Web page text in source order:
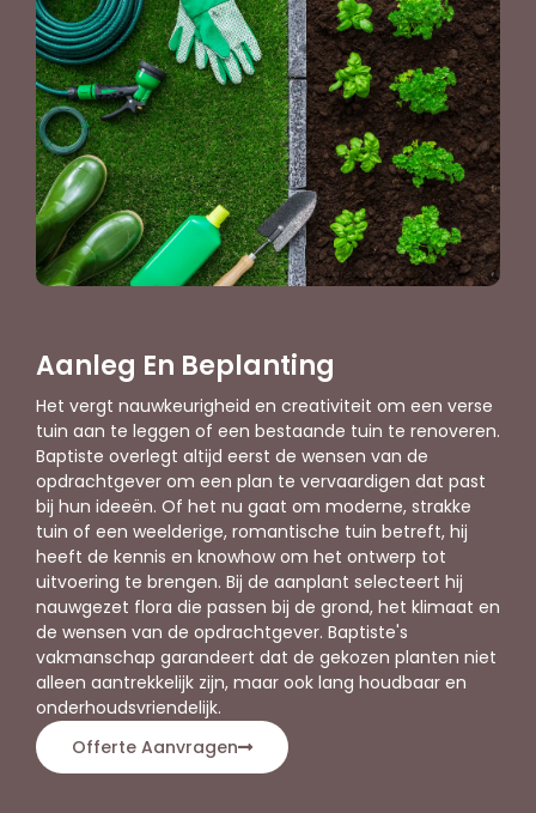
Aanleg En Beplanting
Het vergt nauwkeurigheid en creativiteit om een verse
tuin aan te leggen of een bestaande tuin te renoveren.
Baptiste overlegt altijd eerst de wensen van de
opdrachtgever om een plan te vervaardigen dat past
bij hun ideeën. Of het nu gaat om moderne, strakke
tuin of een weelderige, romantische tuin betreft, hij
heeft de kennis en knowhow om het ontwerp tot
uitvoering te brengen. Bij de aanplant selecteert hij
nauwgezet flora die passen bij de grond, het klimaat en
de wensen van de opdrachtgever. Baptiste's
vakmanschap garandeert dat de gekozen planten niet
alleen aantrekkelijk zijn, maar ook lang houdbaar en
onderhoudsvriendelijk.
Offerte Aanvragen